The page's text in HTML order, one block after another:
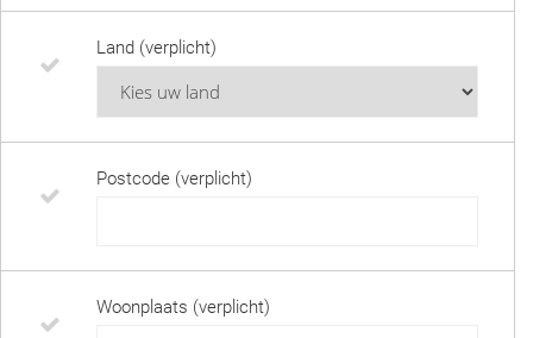
Land (verplicht)
Postcode (verplicht)
Woonplaats (verplicht)